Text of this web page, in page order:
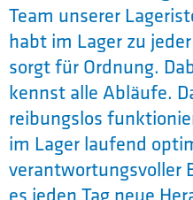
Team unserer
habt im Lager zu
sorgt für Ordnung.
kennst alle Abläufe.
reibungslos
im Lager laufend
verantwortungsvoller